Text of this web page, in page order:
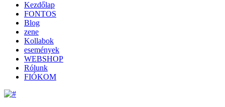
Kezdőlap
FONTOS
Blog
zene
Kollabok
események
WEBSHOP
Rólunk
FIÓKOM